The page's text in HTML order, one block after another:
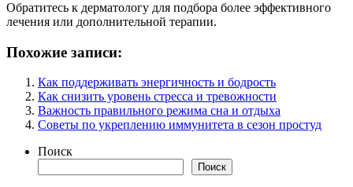
Обратитесь к дерматологу для подбора более эффективного
лечения или дополнительной терапии.
Похожие записи:
Как поддерживать энергичность и бодрость
Как снизить уровень стресса и тревожности
Важность правильного режима сна и отдыха
Советы по укреплению иммунитета в сезон простуд
Поиск
Поиск